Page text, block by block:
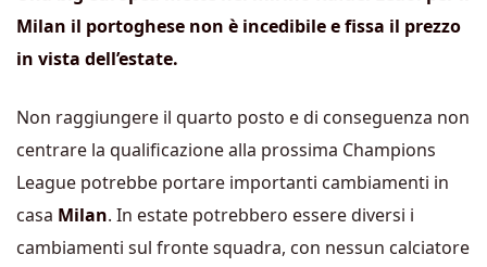
Milan il portoghese non è incedibile e fissa il prezzo
in vista dell’estate.
Non raggiungere il quarto posto e di conseguenza non
centrare la qualificazione alla prossima Champions
League potrebbe portare importanti cambiamenti in
casa Milan. In estate potrebbero essere diversi i
cambiamenti sul fronte squadra, con nessun calciatore